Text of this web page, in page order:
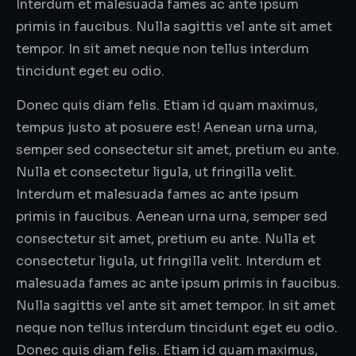
Interdum et malesuada fames ac ante ipsum
primis in faucibus. Nulla sagittis vel ante sit amet
tempor. In sit amet neque non tellus interdum
tincidunt eget eu odio.
Donec quis diam felis. Etiam id quam maximus,
tempus justo at posuere est! Aenean urna urna,
semper sed consectetur sit amet, pretium eu ante.
Nulla et consectetur ligula, ut fringilla velit.
Interdum et malesuada fames ac ante ipsum
primis in faucibus. Aenean urna urna, semper sed
consectetur sit amet, pretium eu ante. Nulla et
consectetur ligula, ut fringilla velit. Interdum et
malesuada fames ac ante ipsum primis in faucibus.
Nulla sagittis vel ante sit amet tempor. In sit amet
neque non tellus interdum tincidunt eget eu odio.
Donec quis diam felis. Etiam id quam maximus,